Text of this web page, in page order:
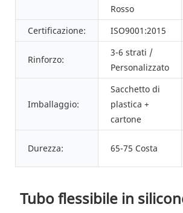
Rosso
Certificazione: ISO9001:2015
Rinforzo:
3-6 strati /
Personalizzato
Imballaggio:
Sacchetto di
plastica +
cartone
Durezza: 65-75 Costa
Tubo flessibile in